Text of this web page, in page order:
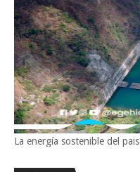
La energía sostenible del pais